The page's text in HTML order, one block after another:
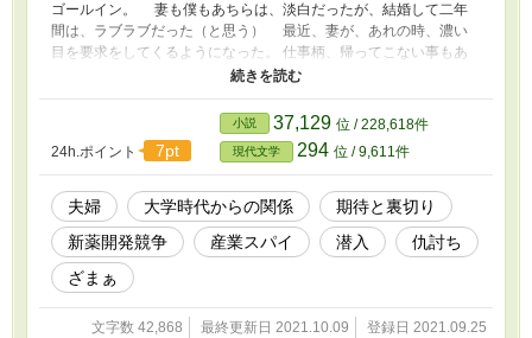
ゴールイン。 妻も僕もあちらは、淡白だったが、結婚して二年
間は、ラブラブだった（と思う） 最近、妻が、あれの時、濃い
目を要求をしてくるようになった。 仕事柄、帰ってこない事もあ
り、ストレスが溜まっているのかと思い、彼女の希望に沿いながら
特に干渉しなかったが、最近不自然さを感じる。 望月友梨佳は
夫のあれでは、仕事のストレスは解消できず、大学時代の男と再度
関係を持ってしまう。また仕事面では、夫の立場も揺るがしかねな
い事もあるだけに、夫に気付かれずに事が収まるまでは、このまま
やり過ごそうと考える。 妻の仕事の特異性故に彼女の行動の自
由を妨げないようにし、最後まで妻を信じようとした夫と 新薬
開発（創薬）という中で企業競争に巻き込まれ、してはいけない事
に手を出しながら、最後まで夫に信用して貰おうとした妻。 新薬
の開発（創薬）をめぐる争いとそれに関わる男女の絡みを描いた作
品です。
24h.ポイント 7pt
小説 37,129 位 / 228,618件
現代文学 294 位 / 9,611件
夫婦 大学時代からの関係
期待と裏切り
新薬開発競争
産業スパイ 潜入
仇討ち
ざまぁ
文字数 42,868 最終更新日 2021.10.09 登録日 2021.09.25